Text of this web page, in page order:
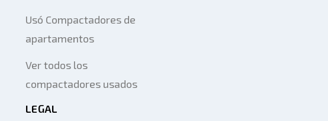
Usó Compactadores de
apartamentos
Ver todos los
compactadores usados
LEGAL